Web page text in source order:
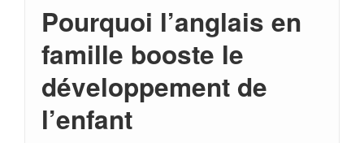
Pourquoi l’anglais en
famille booste le
développement de
l’enfant